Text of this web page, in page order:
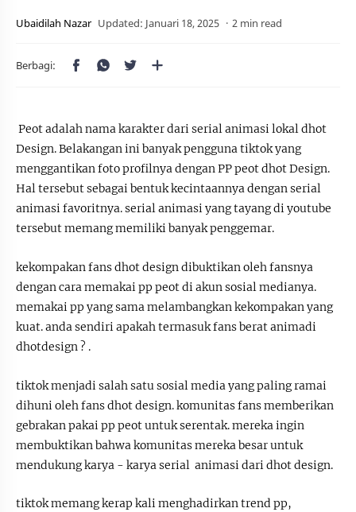
2 min read
Peot adalah nama karakter dari serial animasi lokal dhot
Design. Belakangan ini banyak pengguna tiktok yang
menggantikan foto profilnya dengan PP peot dhot Design.
Hal tersebut sebagai bentuk kecintaannya dengan serial
animasi favoritnya. serial animasi yang tayang di youtube
tersebut memang memiliki banyak penggemar.
kekompakan fans dhot design dibuktikan oleh fansnya
dengan cara memakai pp peot di akun sosial medianya.
memakai pp yang sama melambangkan kekompakan yang
kuat. anda sendiri apakah termasuk fans berat animadi
dhotdesign ? .
tiktok menjadi salah satu sosial media yang paling ramai
dihuni oleh fans dhot design. komunitas fans memberikan
gebrakan pakai pp peot untuk serentak. mereka ingin
membuktikan bahwa komunitas mereka besar untuk
mendukung karya - karya serial animasi dari dhot design.
tiktok memang kerap kali menghadirkan trend pp,